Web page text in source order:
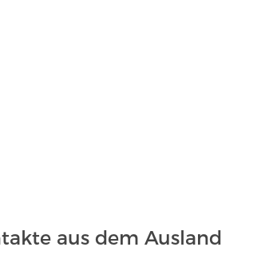
aus dem Ausland